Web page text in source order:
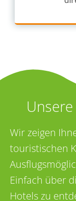
Unsere
Wir zeigen
touristischen
Einfach über
Hotels zu